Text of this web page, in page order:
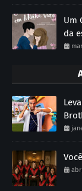
Um
da